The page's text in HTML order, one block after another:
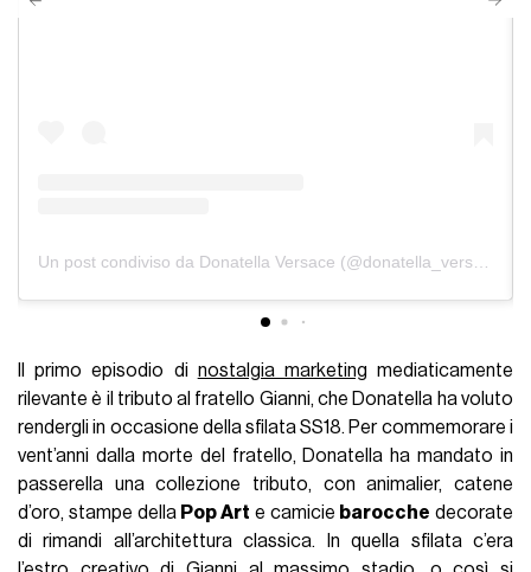
Il primo episodio di nostalgia marketing mediaticamente
rilevante è il tributo al fratello Gianni, che Donatella ha voluto
rendergli in occasione della sfilata SS18. Per commemorare i
vent’anni dalla morte del fratello, Donatella ha mandato in
passerella una collezione tributo, con animalier, catene
d’oro, stampe della Pop Art e camicie barocche decorate
di rimandi all’architettura classica. In quella sfilata c’era